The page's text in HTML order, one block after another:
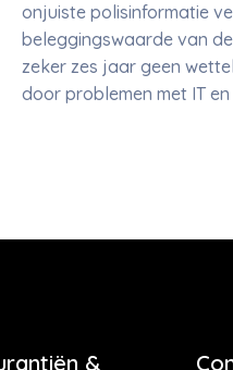
onjuiste polisinformatie
beleggingswaarde van
zeker zes jaar geen
door problemen met IT
&